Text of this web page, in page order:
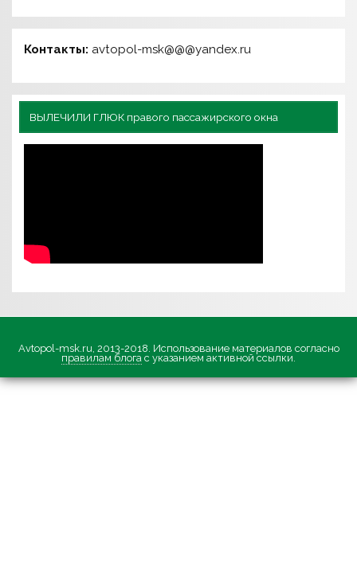
Контакты: avtopol-msk@@@yandex.ru
ВЫЛЕЧИЛИ ГЛЮК правого пассажирского окна
Avtopol-msk.ru, 2013-2018. Использование материалов согласно
правилам блога с указанием активной ссылки.